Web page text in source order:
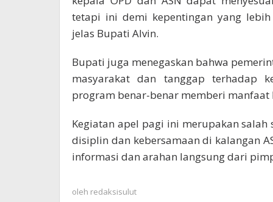
tetapi ini demi kepentingan yang
jelas Bupati Alvin.
Bupati juga menegaskan bahwa
masyarakat dan tanggap terhadap
program benar-benar memberi manfaat
Kegiatan apel pagi ini merupakan
disiplin dan kebersamaan di kalangan
informasi dan arahan langsung dari
oleh redaksisulut